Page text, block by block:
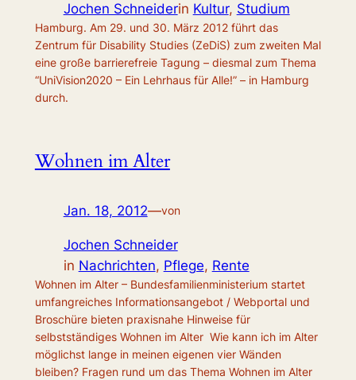
Jochen Schneiderin Kultur, Studium
Hamburg. Am 29. und 30. März 2012 führt das
Zentrum für Disability Studies (ZeDiS) zum zweiten Mal
eine große barrierefreie Tagung – diesmal zum Thema
“UniVision2020 – Ein Lehrhaus für Alle!” – in Hamburg
durch.
Wohnen im Alter
Jan. 18, 2012—von
Jochen Schneider
in Nachrichten, Pflege, Rente
Wohnen im Alter – Bundesfamilienministerium startet
umfangreiches Informationsangebot / Webportal und
Broschüre bieten praxisnahe Hinweise für
selbstständiges Wohnen im Alter Wie kann ich im Alter
möglichst lange in meinen eigenen vier Wänden
bleiben? Fragen rund um das Thema Wohnen im Alter